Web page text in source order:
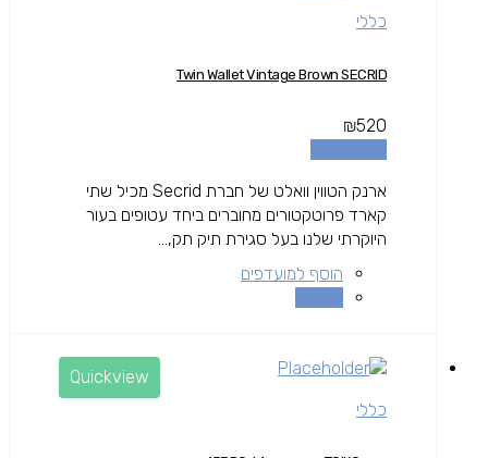
כללי
Twin Wallet Vintage Brown SECRID
₪520
ארנק הטווין וואלט של חברת Secrid מכיל שתי
קארד פרוטקטורים מחוברים ביחד עטופים בעור
היוקרתי שלנו בעל סגירת תיק תק,...
הוסף למועדפים
Quickview
כללי